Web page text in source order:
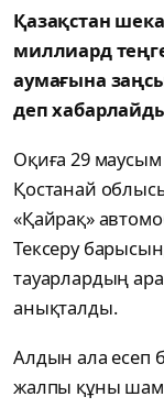
Қазақстан
миллиард
аумағына
деп
Оқиға 29 маусым
Қостанай
«Қайрақ»
Тексеру
тауарлардың
анықталды.
Алдын ала есеп
жалпы құны